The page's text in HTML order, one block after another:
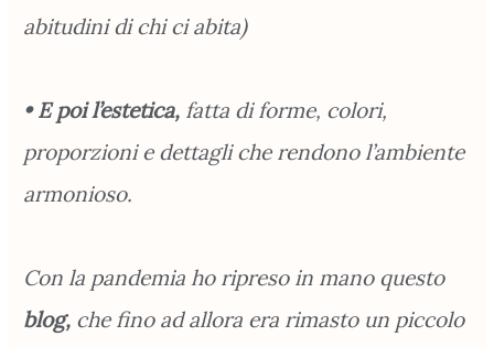
abitudini di chi ci abita)
• E poi l’estetica, fatta di forme, colori,
proporzioni e dettagli che rendono l’ambiente
armonioso.
Con la pandemia ho ripreso in mano questo
blog, che fino ad allora era rimasto un piccolo